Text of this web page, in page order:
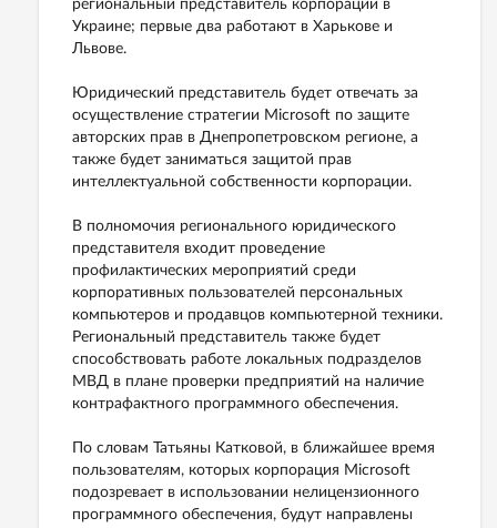
региональный представитель корпорации в
Украине; первые два работают в Харькове и
Львове.
Юридический представитель будет отвечать за
осуществление стратегии Microsoft по защите
авторских прав в Днепропетровском регионе, а
также будет заниматься защитой прав
интеллектуальной собственности корпорации.
В полномочия регионального юридического
представителя входит проведение
профилактических мероприятий среди
корпоративных пользователей персональных
компьютеров и продавцов компьютерной техники.
Региональный представитель также будет
способствовать работе локальных подразделов
МВД в плане проверки предприятий на наличие
контрафактного программного обеспечения.
По словам Татьяны Катковой, в ближайшее время
пользователям, которых корпорация Microsoft
подозревает в использовании нелицензионного
программного обеспечения, будут направлены